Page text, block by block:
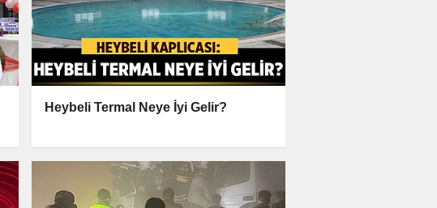
Heybeli Termal Neye İyi Gelir?